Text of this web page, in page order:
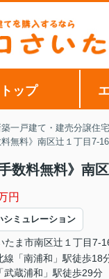
トップ
一戸建て・建売分譲住
料無料》南区辻１丁目7-
手数料無料》南
円
シミュレーション
たま市南区辻 １丁目7-
線「南浦和」駅徒歩18
武蔵浦和」駅徒歩29分